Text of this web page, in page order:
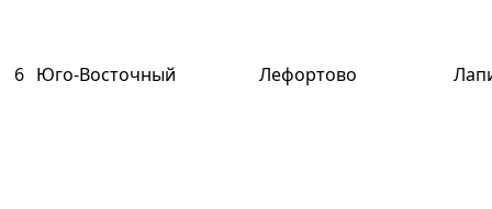
6 Юго-Восточный Лефортово